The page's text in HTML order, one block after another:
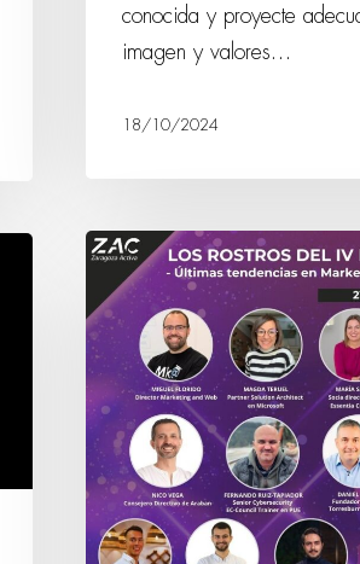
conocida y proyecte
imagen y valores…
18/10/2024